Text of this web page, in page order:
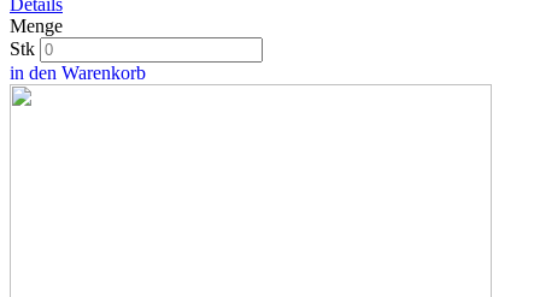
Details
Menge
Stk
in den Warenkorb